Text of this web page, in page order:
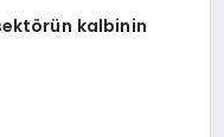
örün kalbinin